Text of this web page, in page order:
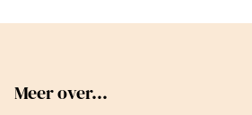
Meer over...